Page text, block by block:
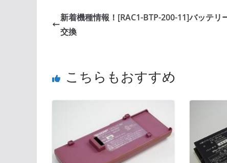
新着機種情報！[RAC1-BTP-200-11]バッテリ
交換
こちらもおすすめ